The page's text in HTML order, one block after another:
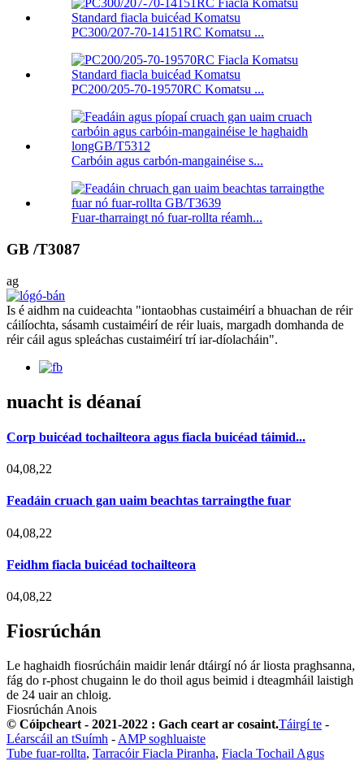
PC300/207-70-14151RC Komatsu ...
PC200/205-70-19570RC Komatsu ...
Carbóin agus carbón-mangainéise s...
Fuar-tharraingt nó fuar-rollta réamh...
GB /T3087
ag
Is é aidhm na cuideachta "iontaobhas custaiméirí a bhuachan de réir
cáilíochta, sásamh custaiméirí de réir luais, margadh domhanda de
réir cáil agus spleáchas custaiméirí trí iar-díolacháin".
nuacht is déanaí
Corp buicéad tochailteora agus fiacla buicéad táimid...
04,08,22
Feadáin cruach gan uaim beachtas tarraingthe fuar
04,08,22
Feidhm fiacla buicéad tochailteora
04,08,22
Fiosrúchán
Le haghaidh fiosrúcháin maidir lenár dtáirgí nó ár liosta praghsanna,
fág do r-phost chugainn le do thoil agus beimid i dteagmháil laistigh
de 24 uair an chloig.
Fiosrúchán Anois
© Cóipcheart - 2021-2022 : Gach ceart ar cosaint.Táirgí te -
Léarscáil an tSuímh - AMP soghluaiste
Tube fuar-rollta, Tarracóir Fiacla Piranha, Fiacla Tochail Agus